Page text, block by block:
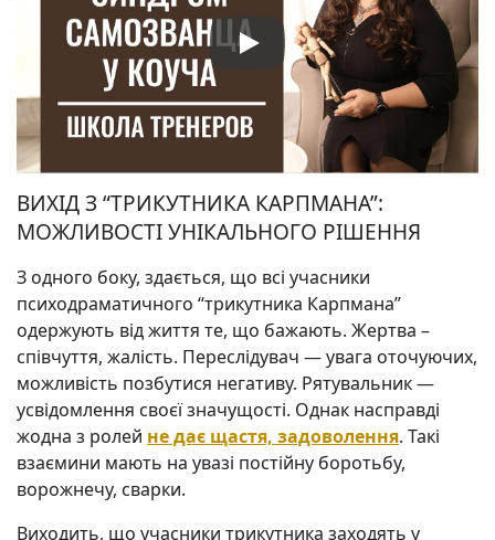
ВИХІД З “ТРИКУТНИКА КАРПМАНА”:
МОЖЛИВОСТІ УНІКАЛЬНОГО РІШЕННЯ
З одного боку, здається, що всі учасники
психодраматичного “трикутника Карпмана”
одержують від життя те, що бажають. Жертва –
співчуття, жалість. Переслідувач — увага оточуючих,
можливість позбутися негативу. Рятувальник —
усвідомлення своєї значущості. Однак насправді
жодна з ролей не дає щастя, задоволення. Такі
взаємини мають на увазі постійну боротьбу,
ворожнечу, сварки.
Виходить, що учасники трикутника заходять у